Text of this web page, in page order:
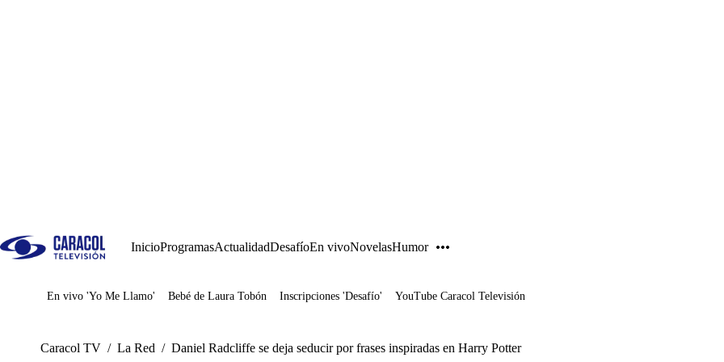
InicioProgramasActualidadDesafíoEn vivoNovelasHumor
Juegos
En vivo 'Yo Me Llamo' Bebé de Laura Tobón Inscripciones 'Desafío' YouTube Caracol Televisión
Caracol TV / La Red / Daniel Radcliffe se deja seducir por frases inspiradas en Harry Potter